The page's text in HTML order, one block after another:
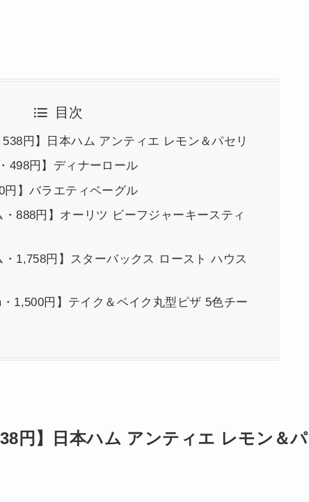
目次
円】日本ハム アンティエ レモン＆パセリ
498円】ディナーロール
】バラエティベーグル
888円】オーリツ ビーフジャーキースティ
1,758円】スターバックス ロースト ハウス
1,500円】テイク＆ベイク丸型ピザ 5色チー
円】日本ハム アンティエ レモン＆パ